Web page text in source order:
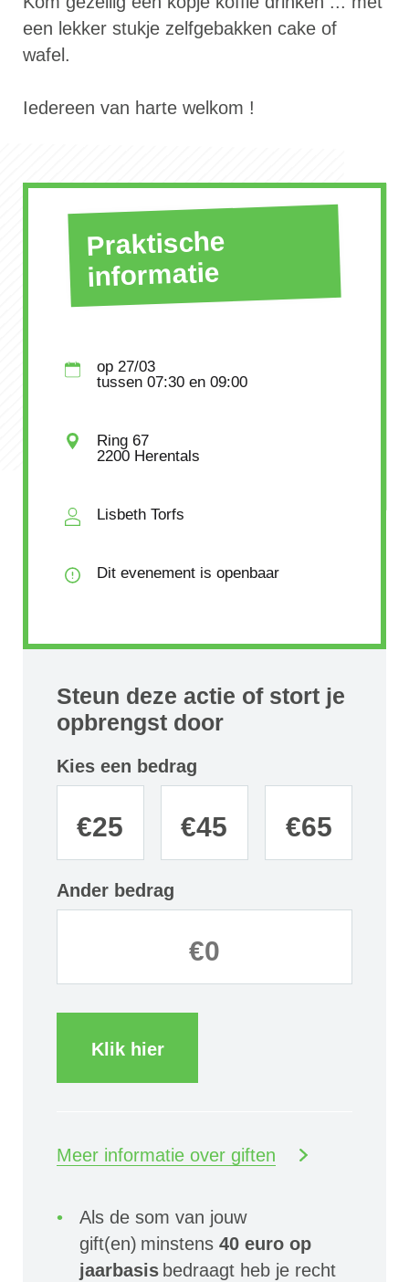
een lekker stukje zelfgebakken cake of
wafel.
Iedereen van harte welkom !
Praktische
informatie
op 27/03
tussen 07:30en 09:00
Ring 67
2200 Herentals
Lisbeth Torfs
Dit evenement is openbaar
Steun deze actie of stort je
opbrengst door
Kies een bedrag
€25 €45 €65
Ander bedrag
Klik hier
Meer informatie over giften
Als de som van jouw
gift(en) minstens40 euro op
jaarbasis bedraagt heb je recht